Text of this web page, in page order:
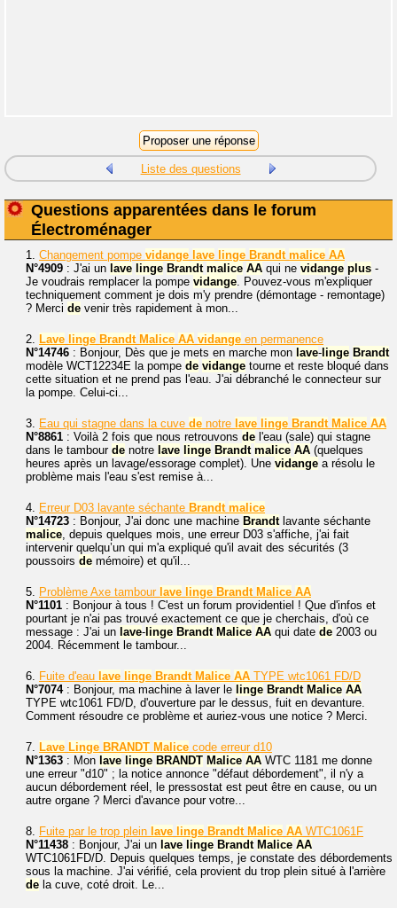
Liste des questions
Questions apparentées dans le forum
Électroménager
1. Changement pompe vidange lave linge Brandt malice AA
N°4909 : J'ai un lave linge Brandt malice AA qui ne vidange plus -
Je voudrais remplacer la pompe vidange. Pouvez-vous m'expliquer
techniquement comment je dois m'y prendre (démontage - remontage)
? Merci de venir très rapidement à mon...
2. Lave linge Brandt Malice AA vidange en permanence
N°14746 : Bonjour, Dès que je mets en marche mon lave- linge Brandt
modèle WCT12234E la pompe de vidange tourne et reste bloqué dans
cette situation et ne prend pas l'eau. J'ai débranché le connecteur sur
la pompe. Celui-ci...
3. Eau qui stagne dans la cuve de notre lave linge Brandt Malice AA
N°8861 : Voilà 2 fois que nous retrouvons de l'eau (sale) qui stagne
dans le tambour de notre lave linge Brandt malice AA (quelques
heures après un lavage/essorage complet). Une vidange a résolu le
problème mais l'eau s'est remise à...
4. Erreur D03 lavante séchante Brandt malice
N°14723 : Bonjour, J'ai donc une machine Brandtlavante séchante
malice, depuis quelques mois, une erreur D03 s'affiche, j'ai fait
intervenir quelqu’un qui m'a expliqué qu'il avait des sécurités (3
poussoirs de mémoire) et qu'il...
5. Problème Axe tambour lave linge Brandt Malice AA
N°1101 : Bonjour à tous ! C'est un forum providentiel ! Que d'infos et
pourtant je n'ai pas trouvé exactement ce que je cherchais, d'où ce
message : J'ai un lave- linge Brandt Malice AA qui date de 2003 ou
2004. Récemment le tambour...
6. Fuite d'eau lave linge Brandt Malice AA TYPE wtc1061 FD/D
N°7074: Bonjour, ma machine à laver le linge Brandt Malice AA
TYPE wtc1061 FD/D, d'ouverture par le dessus, fuit en devanture.
Comment résoudre ce problème et auriez-vous une notice ? Merci.
7. Lave Linge BRANDT Malice code erreur d10
N°1363 : Mon lave linge BRANDT Malice AA WTC 1181 me donne
une erreur "d10" ; la notice annonce "défaut débordement", il n'y a
aucun débordement réel, le pressostat est peut être en cause, ou un
autre organe ? Merci d'avance pour votre...
8. Fuite par le trop plein lave linge Brandt Malice AA WTC1061F
N°11438 : Bonjour, J'ai un lave linge Brandt Malice AA
WTC1061FD/D. Depuis quelques temps, je constate des débordements
sous la machine. J'ai vérifié, cela provient du trop plein situé à l'arrière
de la cuve, coté droit. Le...